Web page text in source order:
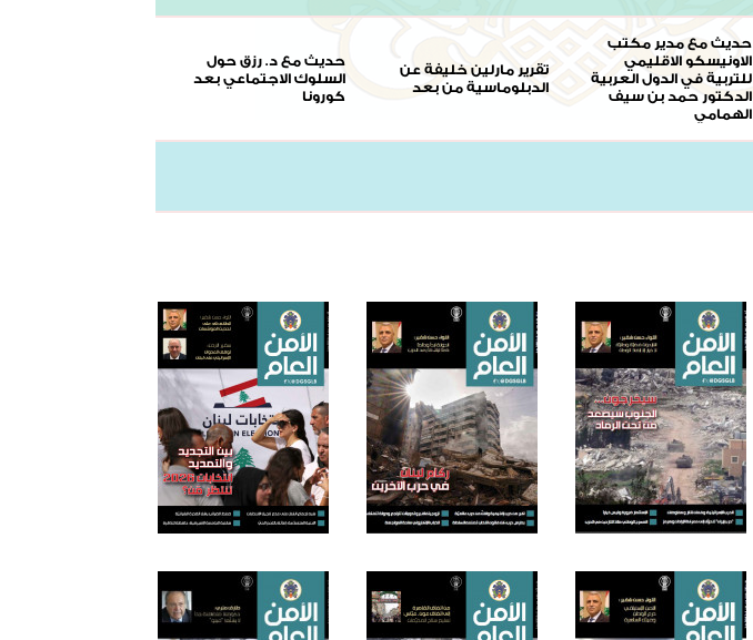
حديث مع مدير مكتب
الاونيسكو الاقليمي
للتربية في الدول العربية
الدكتور حمد بن سيف
الهمامي
تقرير مارلين خليفة عن
الدبلوماسية من بعد
حديث مع د. رزق حول
السلوك الاجتماعي بعد
كورونا